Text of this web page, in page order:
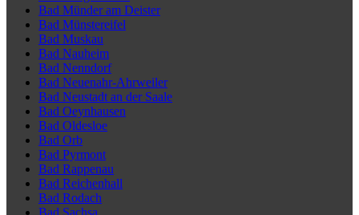
Bad Münder am Deister
Bad Münstereifel
Bad Muskau
Bad Nauheim
Bad Nenndorf
Bad Neuenahr-Ahrweiler
Bad Neustadt an der Saale
Bad Oeynhausen
Bad Oldesloe
Bad Orb
Bad Pyrmont
Bad Rappenau
Bad Reichenhall
Bad Rodach